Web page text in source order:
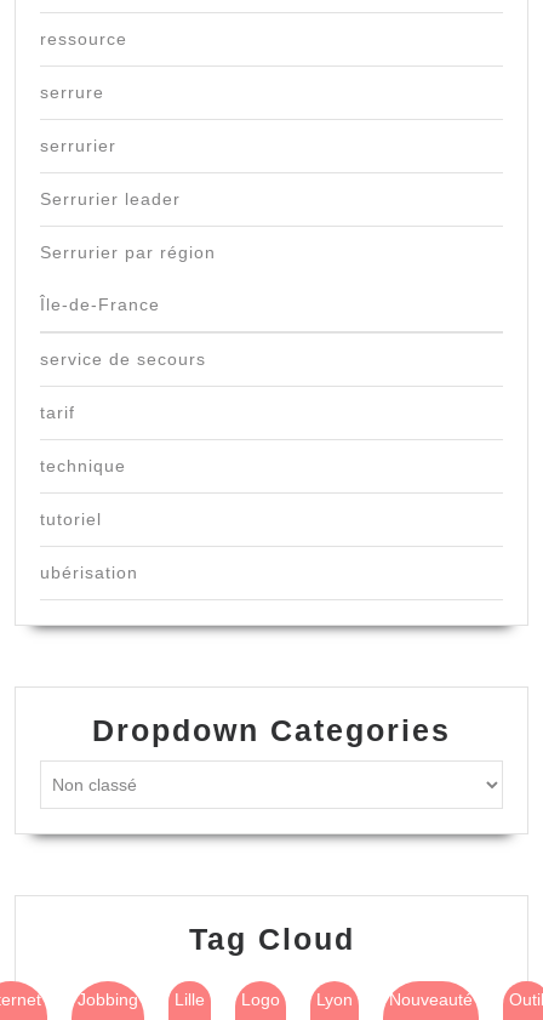
ressource
serrure
serrurier
Serrurier leader
Serrurier par région
Île-de-France
service de secours
tarif
technique
tutoriel
ubérisation
Dropdown Categories
Tag Cloud
Jobbing Lille Logo Lyon Nouveauté Outil